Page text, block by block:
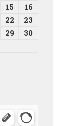
15
16
22
23
29
30